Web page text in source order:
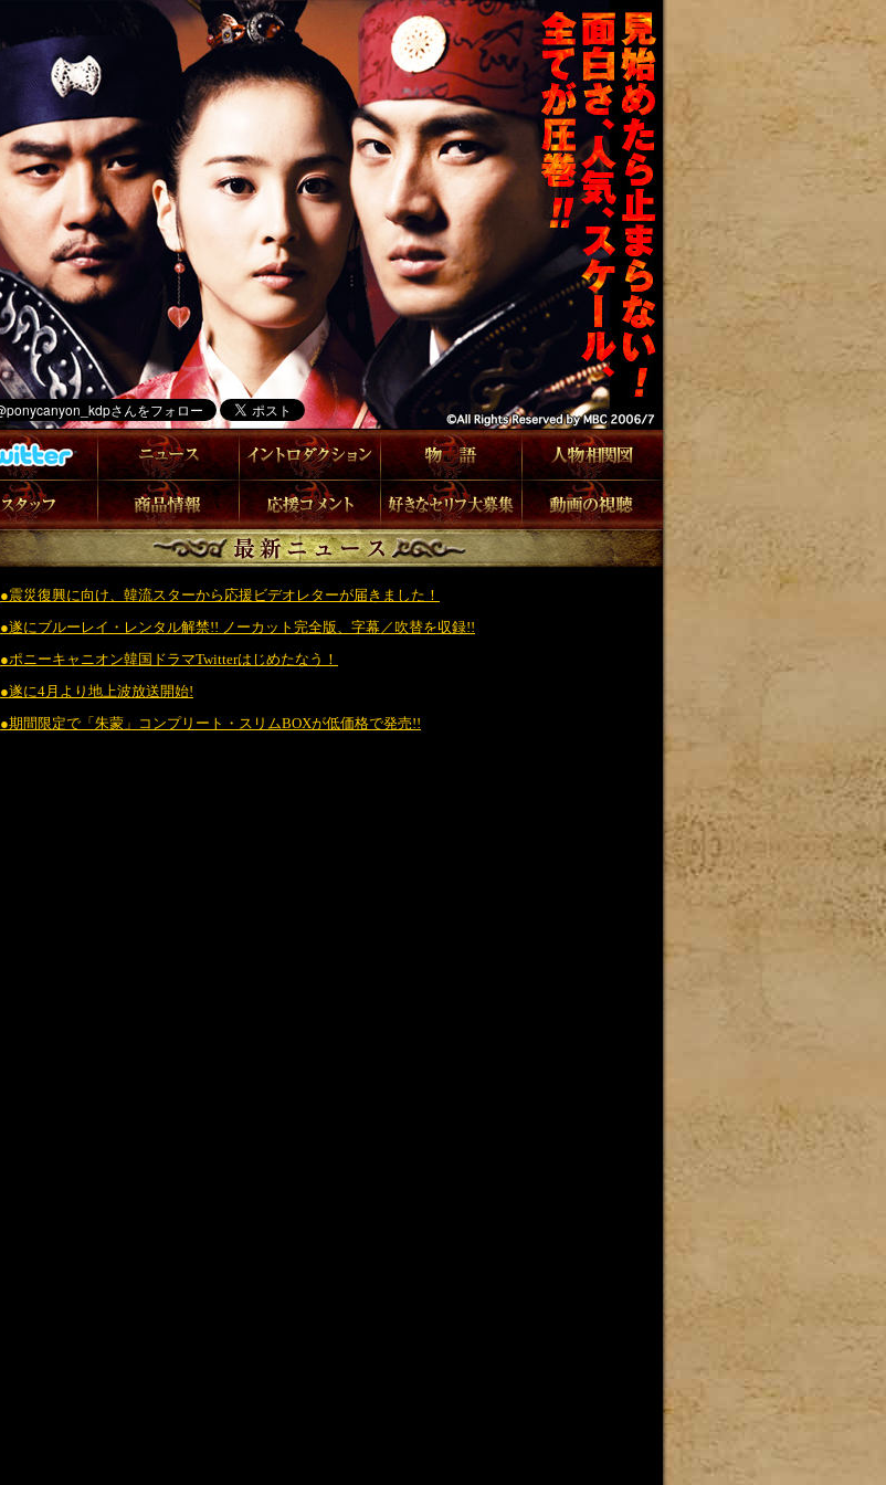
●震災復興に向け、韓流スターから応援ビデオレターが届きました！
●遂にブルーレイ・レンタル解禁!! ノーカット完全版、字幕／吹替を収録!!
●ポニーキャニオン韓国ドラマTwitterはじめたなう！
●遂に4月より地上波放送開始!
●期間限定で「朱蒙」コンプリート・スリムBOXが低価格で発売!!